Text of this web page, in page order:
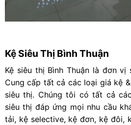
Kệ Siêu Thị Bình Thuận
Kệ siêu thị Bình Thuận là đơn vị
Cung cấp tất cả các loại giá kệ
siêu thị. Chúng tôi có tất cả
siêu thị đáp ứng mọi nhu cầu
tải, kệ selective, kệ đơn, kệ đôi,